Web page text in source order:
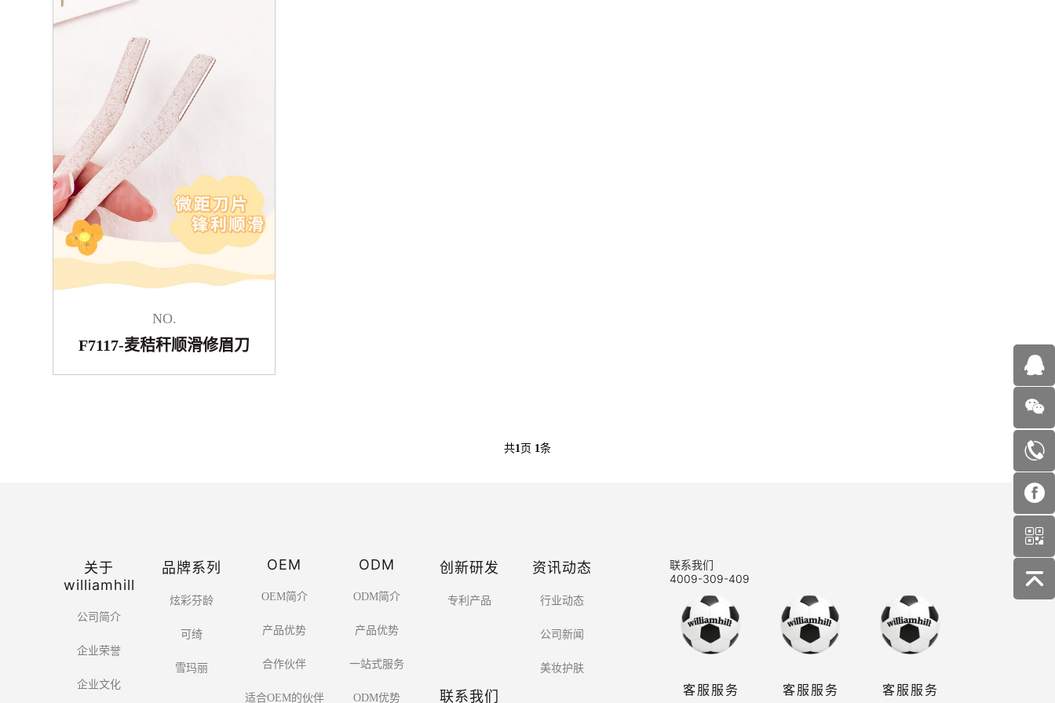
NO.
F7117-麦秸秆顺滑修眉刀
共1页 1条
关于
williamhill
公司简介
企业荣誉
企业文化
品牌系列
炫彩芬龄
可绮
雪玛丽
OEM
OEM简介
产品优势
合作伙伴
适合OEM的伙伴
ODM
ODM简介
产品优势
一站式服务
ODM优势
创新研发
专利产品
资讯动态
行业动态
公司新闻
美妆护肤
联系我们
联系我们
4009-309-409
客服服务 客服服务 客服服务